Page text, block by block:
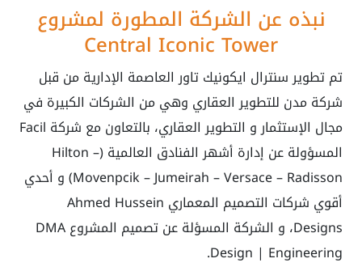
نبذه عن الشركة المطورة لمشروع
Central Iconic Tower
تم تطوير سنترال ايكونيك تاور العاصمة الإدارية من قبل
شركة مدن للتطوير العقاري وهي من الشركات الكبيرة في
مجال الإستثمار و التطوير العقاري، بالتعاون مع شركة Facil
المسؤولة عن إدارة أشهر الفنادق العالمية (Hilton –
Movenpcik – Jumeirah – Versace – Radisson) و أحدي
أقوي شركات التصميم المعماري Ahmed Hussein
Designs، و الشركة المسؤلة عن تصميم المشروع DMA
Design | Engineering.